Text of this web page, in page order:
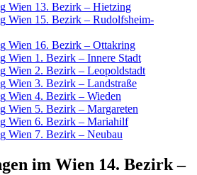
Wien 13. Bezirk – Hietzing
Wien 15. Bezirk – Rudolfsheim-
Wien 16. Bezirk – Ottakring
Wien 1. Bezirk – Innere Stadt
Wien 2. Bezirk – Leopoldstadt
Wien 3. Bezirk – Landstraße
Wien 4. Bezirk – Wieden
Wien 5. Bezirk – Margareten
Wien 6. Bezirk – Mariahilf
Wien 7. Bezirk – Neubau
im Wien 14. Bezirk –